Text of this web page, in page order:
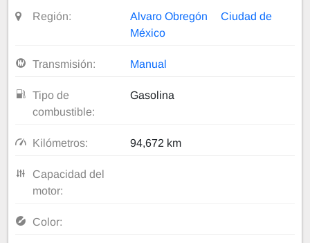
Región: Alvaro Obregón
Ciudad de
México
Transmisión: Manual
Tipo de
combustible:
Gasolina
Kilómetros: 94,672 km
Capacidad del
motor:
Color: